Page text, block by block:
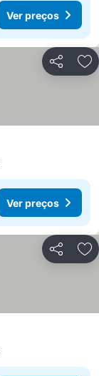
Ver preços
Partilhar
Ver preços
Partilhar